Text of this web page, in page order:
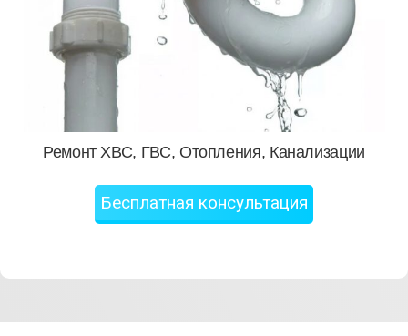
Ремонт ХВС, ГВС, Отопления, Канализации
Бесплатная консультация